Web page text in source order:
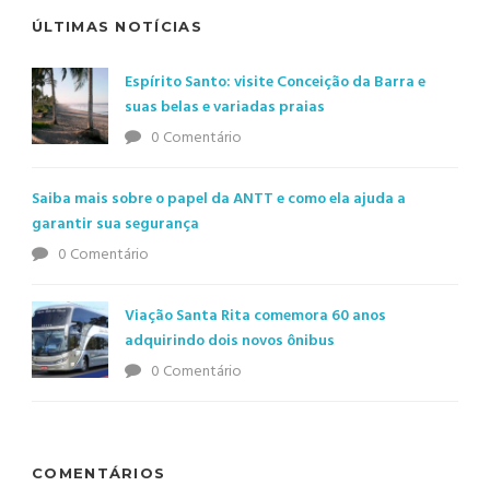
ÚLTIMAS NOTÍCIAS
Espírito Santo: visite Conceição da Barra e
suas belas e variadas praias
0 Comentário
Saiba mais sobre o papel da ANTT e como ela ajuda a
garantir sua segurança
0 Comentário
Viação Santa Rita comemora 60 anos
adquirindo dois novos ônibus
0 Comentário
COMENTÁRIOS